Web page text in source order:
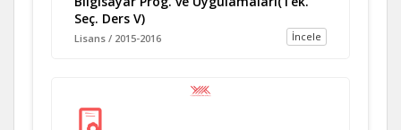
Seç. Ders V)
İncele
Lisans / 2015-2016